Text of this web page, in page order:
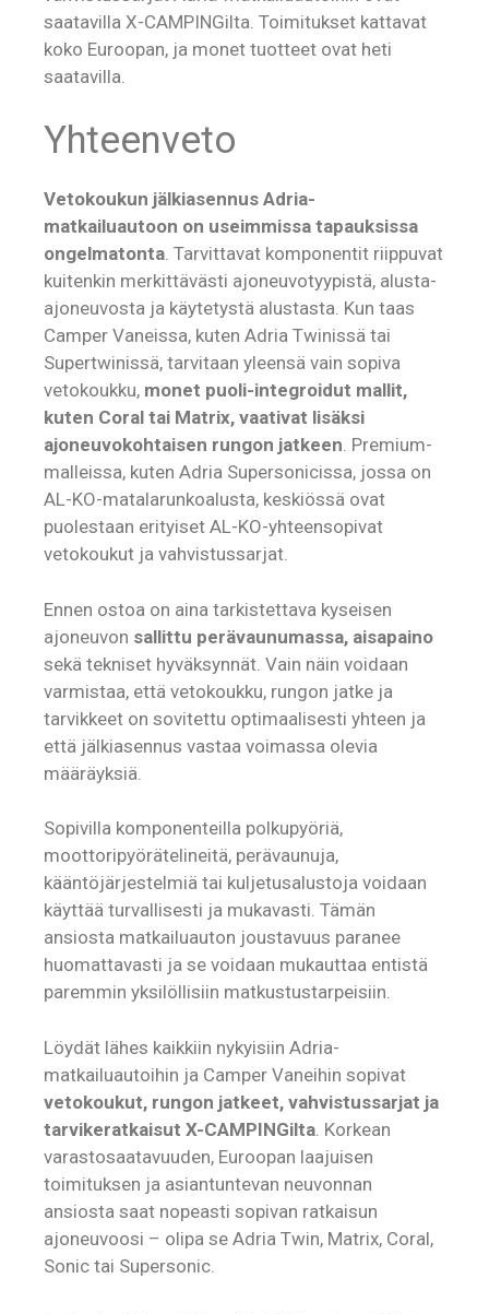
saatavilla X-CAMPINGilta. Toimitukset kattavat
koko Euroopan, ja monet tuotteet ovat heti
saatavilla.
Yhteenveto
Vetokoukun jälkiasennus Adria-
matkailuautoon on useimmissa tapauksissa
ongelmatonta. Tarvittavat komponentit riippuvat
kuitenkin merkittävästi ajoneuvotyypistä, alusta-
ajoneuvosta ja käytetystä alustasta. Kun taas
Camper Vaneissa, kuten Adria Twinissä tai
Supertwinissä, tarvitaan yleensä vain sopiva
vetokoukku, monet puoli-integroidut mallit,
kuten Coral tai Matrix, vaativat lisäksi
ajoneuvokohtaisen rungon jatkeen. Premium-
malleissa, kuten Adria Supersonicissa, jossa on
AL-KO-matalarunkoalusta, keskiössä ovat
puolestaan erityiset AL-KO-yhteensopivat
vetokoukut ja vahvistussarjat.
Ennen ostoa on aina tarkistettava kyseisen
ajoneuvon sallittu perävaunumassa, aisapaino
sekä tekniset hyväksynnät. Vain näin voidaan
varmistaa, että vetokoukku, rungon jatke ja
tarvikkeet on sovitettu optimaalisesti yhteen ja
että jälkiasennus vastaa voimassa olevia
määräyksiä.
Sopivilla komponenteilla polkupyöriä,
moottoripyörätelineitä, perävaunuja,
kääntöjärjestelmiä tai kuljetusalustoja voidaan
käyttää turvallisesti ja mukavasti. Tämän
ansiosta matkailuauton joustavuus paranee
huomattavasti ja se voidaan mukauttaa entistä
paremmin yksilöllisiin matkustustarpeisiin.
Löydät lähes kaikkiin nykyisiin Adria-
matkailuautoihin ja Camper Vaneihin sopivat
vetokoukut, rungon jatkeet, vahvistussarjat ja
tarvikeratkaisut X-CAMPINGilta . Korkean
varastosaatavuuden, Euroopan laajuisen
toimituksen ja asiantuntevan neuvonnan
ansiosta saat nopeasti sopivan ratkaisun
ajoneuvoosi – olipa se Adria Twin, Matrix, Coral,
Sonic tai Supersonic.